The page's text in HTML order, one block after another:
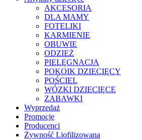
AKCESORIA
DLA MAMY
FOTELIKI
KARMIENIE
OBUWIE
ODZIEŻ
PIELĘGNACJA
POKOIK DZIECIĘCY
POŚCIEL
WÓZKI DZIECIĘCE
ZABAWKI
Wyprzedaż
Promocje
Producenci
Żywność Liofilizowana